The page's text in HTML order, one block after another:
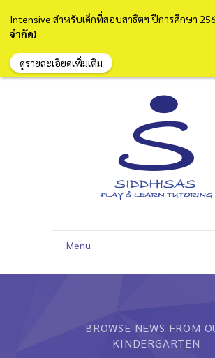
Menu
หน้าแรก
หลักสูตรและการสอน
BROWSE NEWS FROM
KINDERGARTEN
Intensive สำหรับเด็กที่สอบสาธิตฯ ปีการศึกษา
จำกัด)
ดูรายละเอียดเพิ่มเติม